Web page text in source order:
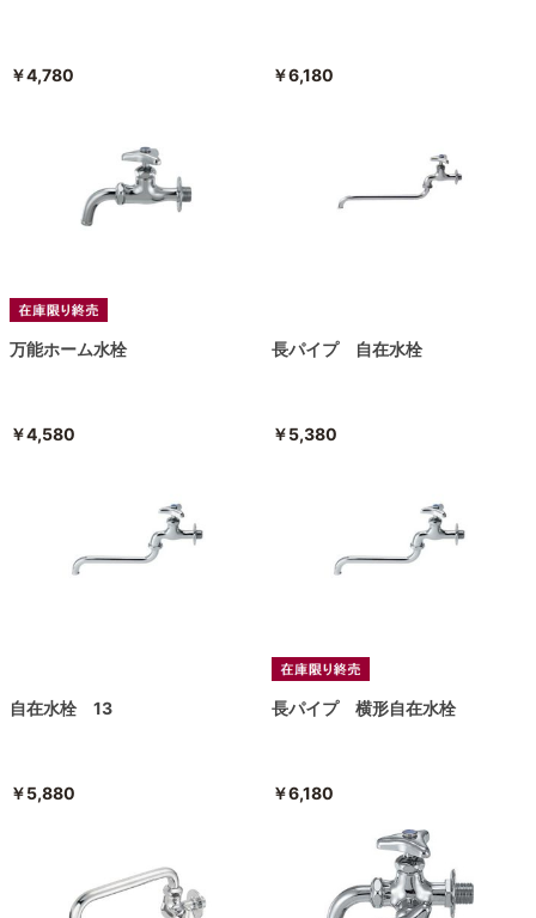
￥4,780 ￥6,180
万能ホーム水栓
￥4,580
長パイプ 自在水栓
￥5,380
自在水栓 13
￥5,880
長パイプ 横形自在水栓
￥6,180